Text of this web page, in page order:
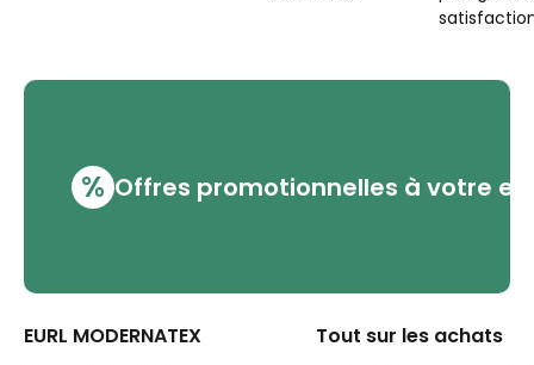
% Offres promotionnelles à votre
EURL MODERNATEX Tout sur les achats